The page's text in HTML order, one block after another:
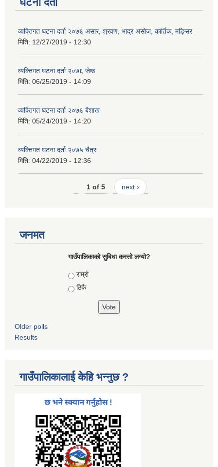
व्यक्तिगत घटना दर्ता २०७६ असार, श्रवण, भाद्र असोज, कार्तिक, मङ्सिर
मिति: 12/27/2019 - 12:30
व्यक्तिगत घटना दर्ता २०७६ जेष्ठ
मिति: 06/25/2019 - 14:09
व्यक्तिगत घटना दर्ता २०७६ बैशाख
मिति: 05/24/2019 - 14:20
व्यक्तिगत घटना दर्ता २०७५ चैत्र
मिति: 04/22/2019 - 12:36
1 of 5 next ›
जनमत
गाउँपालिकाको सुबिधा कस्तो लग्यो?
Choices
राम्रो
ठिकै
Older polls
Results
गाउँपालिकालाई केहि भन्नुछ ?